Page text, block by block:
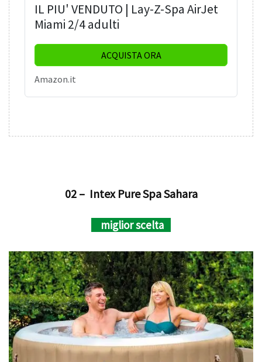
IL PIU' VENDUTO | Lay-Z-Spa AirJet
Miami 2/4 adulti
ACQUISTA ORA
Amazon.it
02 – Intex Pure Spa Sahara
miglior scelta